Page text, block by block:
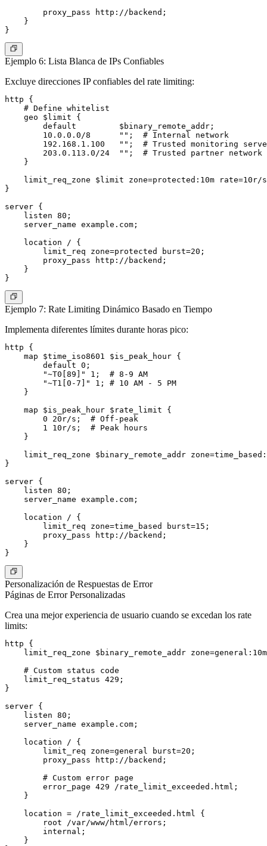
        proxy_pass http://backend;
    }
Ejemplo 6: Lista Blanca de IPs Confiables
Excluye direcciones IP confiables del rate limiting:
http {
    # Define whitelist
    geo $limit {
        default         $binary_remote_addr;
        10.0.0.0/8      "";  # Internal network
192.168.1.100   "";  # Trusted monitoring
        203.0.113.0/24  "";  # Trusted partner network
    }
limit_req_zone $limit zone=protected:10m rate=10r/
}
server {
    listen 80;
    server_name example.com;
    location / {
        limit_req zone=protected burst=20;
        proxy_pass http://backend;
    }
Ejemplo 7: Rate Limiting Dinámico Basado en Tiempo
Implementa diferentes límites durante horas pico:
http {
    map $time_iso8601 $is_peak_hour {
        default 0;
        "~T0[89]" 1;  # 8-9 AM
        "~T1[0-7]" 1; # 10 AM - 5 PM
    }
    map $is_peak_hour $rate_limit {
        0 20r/s;  # Off-peak
        1 10r/s;  # Peak hours
    }
limit_req_zone $binary_remote_addr
}
server {
    listen 80;
    server_name example.com;
    location / {
        limit_req zone=time_based burst=15;
        proxy_pass http://backend;
    }
Personalización de Respuestas de Error
Páginas de Error Personalizadas
Crea una mejor experiencia de usuario cuando se excedan los rate
limits:
http {
limit_req_zone $binary_remote_addr
    # Custom status code
    limit_req_status 429;
}
server {
    listen 80;
    server_name example.com;
    location / {
        limit_req zone=general burst=20;
        proxy_pass http://backend;
        # Custom error page
        error_page 429 /rate_limit_exceeded.html;
    }
    location = /rate_limit_exceeded.html {
        root /var/www/html/errors;
        internal;
    }